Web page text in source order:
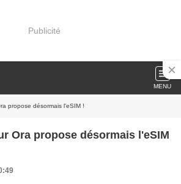
Publicité
MENU
propose désormais l'eSIM !
Ora propose désormais l'eSIM